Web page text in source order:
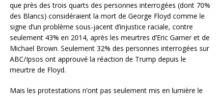
que près des trois quarts des personnes interrogées (dont 70%
des Blancs) considéraient la mort de George Floyd comme le
signe d’un problème sous-jacent d’injustice raciale, contre
seulement 43% en 2014, après les meurtres d’Eric Garner et de
Michael Brown. Seulement 32% des personnes interrogées sur
ABC/Ipsos ont approuvé la réaction de Trump depuis le
meurtre de Floyd.
Mais les protestations n’ont pas seulement mis en lumière le